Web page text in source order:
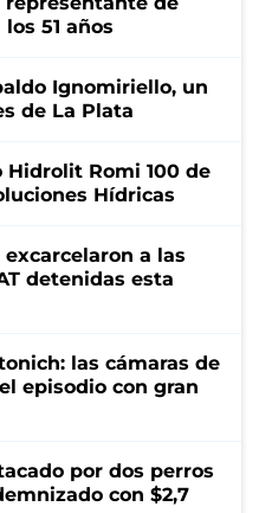
51 años
Ignomiriello, un
de La Plata
Romi 100 de
Hídricas
a las
detenidas esta
las cámaras de
episodio con gran
por dos perros
con $2,7